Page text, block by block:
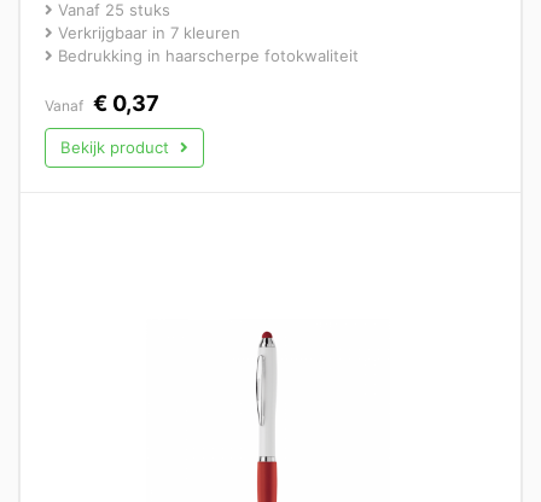
Vanaf 25 stuks
Verkrijgbaar in 7 kleuren
Bedrukking in haarscherpe fotokwaliteit
Vanaf € 0,37
Bekijk product